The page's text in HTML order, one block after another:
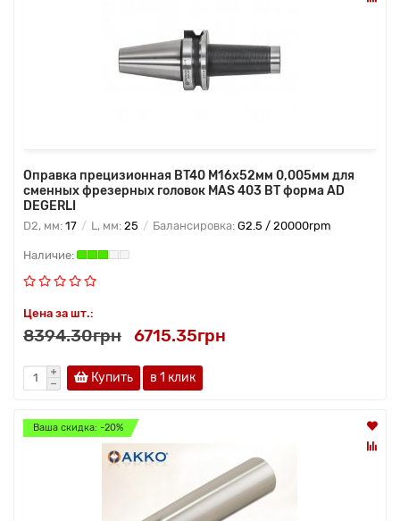
Оправка прецизионная BT40 M16x52мм 0,005мм для
сменных фрезерных головок MAS 403 BT форма AD
DEGERLI
D2, мм: 17 L, мм: 25 Балансировка: G2.5 / 20000rpm
Цена за шт.:
8394.30грн 6715.35грн
Купить в 1 клик
Ваша скидка: -20%